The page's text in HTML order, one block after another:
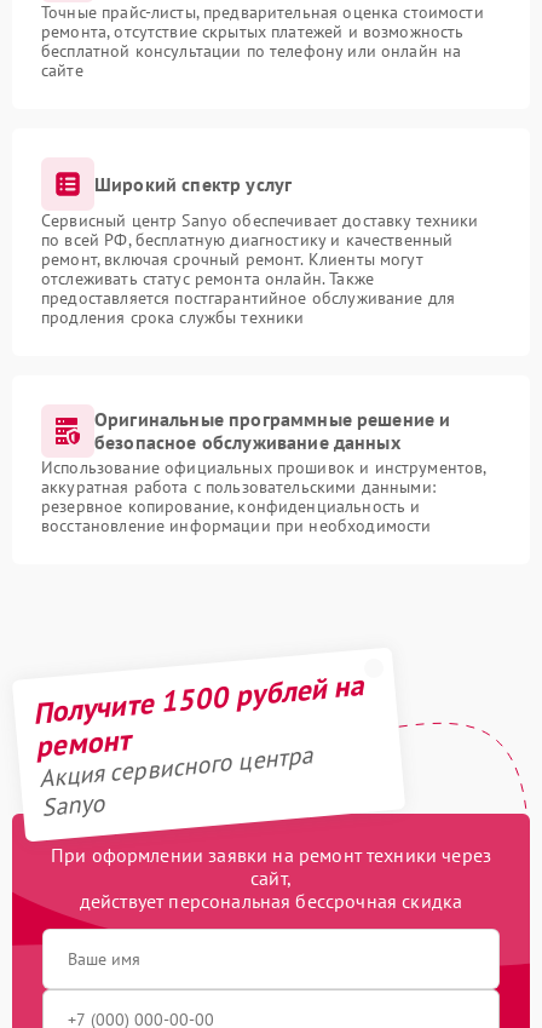
Точные прайс-листы, предварительная оценка стоимости
ремонта, отсутствие скрытых платежей и возможность
бесплатной консультации по телефону или онлайн на
сайте
Широкий спектр услуг
Сервисный центр Sanyo обеспечивает доставку техники
по всей РФ, бесплатную диагностику и качественный
ремонт, включая срочный ремонт. Клиенты могут
отслеживать статус ремонта онлайн. Также
предоставляется постгарантийное обслуживание для
продления срока службы техники
Оригинальные программные решение и
безопасное обслуживание данных
Использование официальных прошивок и инструментов,
аккуратная работа с пользовательскими данными:
резервное копирование, конфиденциальность и
восстановление информации при необходимости
Получите 1500 рублей на
ремонт
Акция сервисного центра
Sanyo
При оформлении заявки на ремонт техники через
сайт,
действует персональная бессрочная скидка